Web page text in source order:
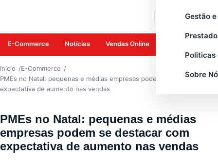
Gestão
Politicas
Sobre
E-Commerce Notícias Vendas Online
Início
E-Commerce
PMEs no Natal: pequenas e médias empresas podem se destacar com
expectativa de aumento nas vendas
PMEs no Natal: pequenas e médias
empresas podem se destacar com
expectativa de aumento nas vendas